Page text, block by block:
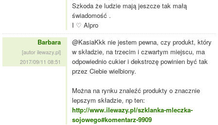
Szkoda że ludzie mają jeszcze tak małą
świadomość .
I ♡ Alpro
Barbara
[autor ilewazy.pl]
2017/09/11 08:51
@KasiaKkk nie jestem pewna, czy produkt, który
w składzie, na trzecim i czwartym miejscu, ma
odpowiednio cukier i dekstrozę powinien być tak
przez Ciebie wielbiony.
Można na rynku znaleźć produkty o znacznie
lepszym składzie, np ten:
http://www.ilewazy.pl/szklanka-mleczka-
sojowego#komentarz-9909